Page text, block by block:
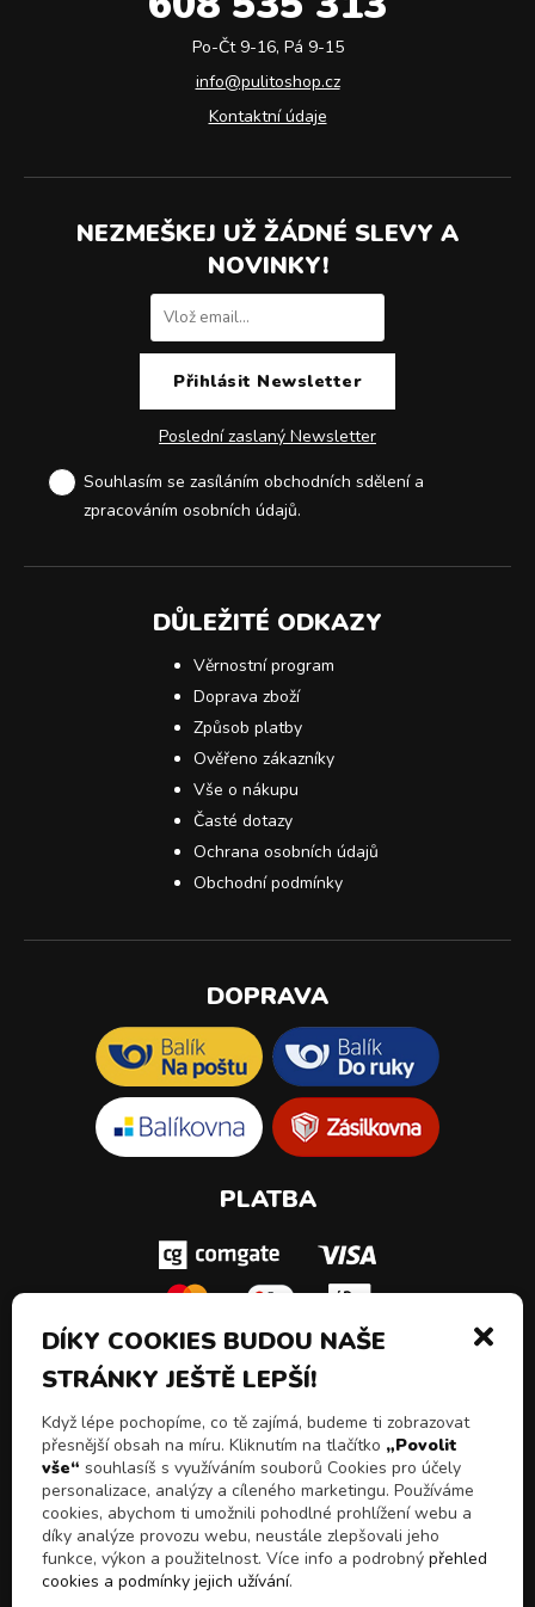
Po-Čt 9-16, Pá 9-15
info@pulitoshop.cz
Kontaktní údaje
NEZMEŠKEJ UŽ ŽÁDNÉ SLEVY A
NOVINKY!
Poslední zaslaný Newsletter
Souhlasím se zasíláním obchodních sdělení a
zpracováním osobních údajů.
DŮLEŽITÉ ODKAZY
Věrnostní program
Doprava zboží
Způsob platby
Ověřeno zákazníky
Vše o nákupu
Časté dotazy
Ochrana osobních údajů
Obchodní podmínky
DOPRAVA
PLATBA
SLEDUJ NÁS!
© 2026 Všechna práva vyhrazena
DÍKY COOKIES BUDOU NAŠE
STRÁNKY JEŠTĚ LEPŠÍ!
Když lépe pochopíme, co tě zajímá, budeme ti zobrazovat
přesnější obsah na míru. Kliknutím na tlačítko „Povolit
vše“ souhlasíš s využíváním souborů Cookies pro účely
personalizace, analýzy a cíleného marketingu. Používáme
cookies, abychom ti umožnili pohodlné prohlížení webu a
díky analýze provozu webu, neustále zlepšovali jeho
funkce, výkon a použitelnost. Více info a podrobný přehled
cookies a podmínky jejich užívání.